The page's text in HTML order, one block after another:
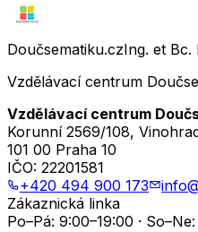
Doučsematiku.czIng. et
Vzdělávací centrum
Vzdělávací centrum
Korunní 2569/108,
101 00 Praha 10
IČO: 22201581
+420 494 900 173
Zákaznická linka
Po–Pá: 9:00–19:00 ·